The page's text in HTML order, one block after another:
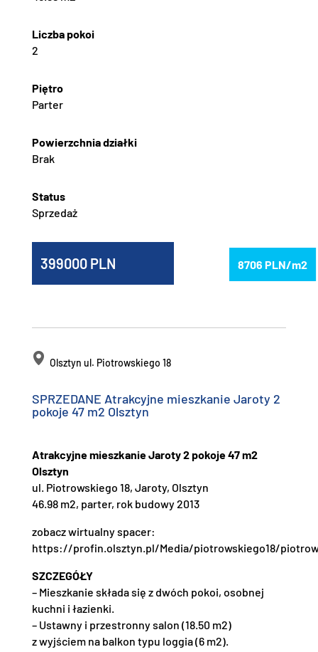
2
Parter
Brak
Sprzedaż
399000 8706
Olsztyn ul. Piotrowskiego 18
SPRZEDANE Atrakcyjne mieszkanie Jaroty 2
pokoje 47 m2 Olsztyn
Atrakcyjne mieszkanie Jaroty 2 pokoje 47 m2
Olsztyn
ul. Piotrowskiego 18, Jaroty, Olsztyn
46.98 m2, parter, rok budowy 2013
zobacz wirtualny spacer:
https://profin.olsztyn.pl/Media/piotrowskiego18/
SZCZEGÓŁY
– Mieszkanie składa się z dwóch pokoi, osobnej
kuchni i łazienki.
– Ustawny i przestronny salon (18.50 m2)
z wyjściem na balkon typu loggia (6 m2).